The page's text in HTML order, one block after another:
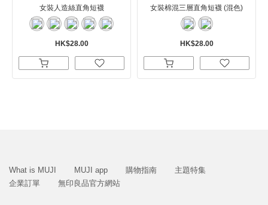
女裝人造絲直角短襪
HK$28.00
女裝棉混三層直角短襪 (混色)
HK$28.00
What is MUJI MUJI app 購物指南
主題特集
企業訂單
無印良品官方網站